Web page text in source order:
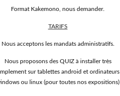
Format Kakemono, nous demander.
TARIFS
Nous acceptons les mandats administratifs.
Nous proposons des QUIZ à installer très
sur tablettes android et ordinateurs
ou linux (pour toutes nos expositions)